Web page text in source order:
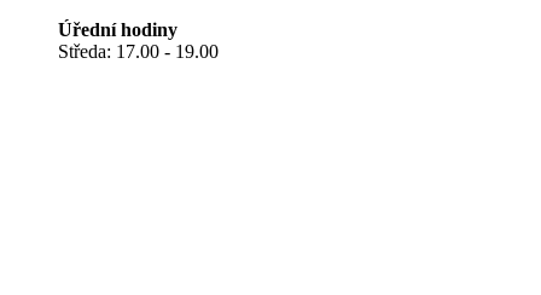
Úřední hodiny
Středa: 17.00 - 19.00